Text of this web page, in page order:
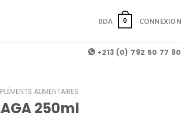
0DA 0 CONNEXION
+213 (0) 792 50 77 80
ALIMENTAIRES
250ml